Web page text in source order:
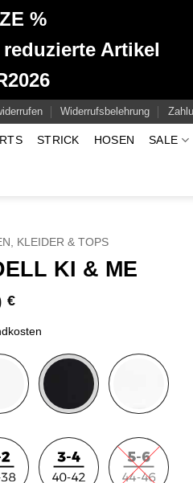
%
Artikel
Widerrufsbelehrung
STRICK HOSEN SALE
KLEIDER & TOPS
KI & ME
€
€Aktueller
ist:
59,00 €.